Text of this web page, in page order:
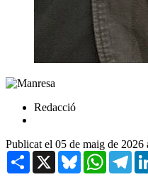
Redacció
Publicat el 05 de maig de 2026
Share X BlueskyWhatsApp